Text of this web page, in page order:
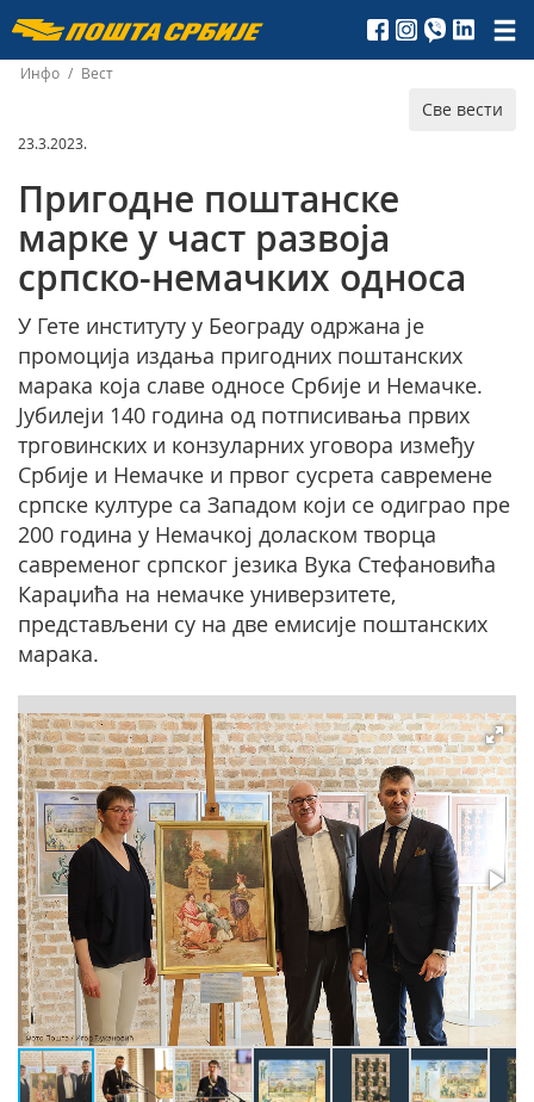
Пошта
Србије
д.о.о.
Инфо / Вест
Све вести
23.3.2023.
Пригодне поштанске
марке у част развоја
српско-немачких односа
У Гете институту у Београду одржана је
промоција издања пригодних поштанских
марака која славе односе Србије и Немачке.
Јубилеји 140 година од потписивања првих
трговинских и конзуларних уговора између
Србије и Немачке и првог сусрета савремене
српске културе са Западом који се одиграо пре
200 година у Немачкој доласком творца
савременог српског језика Вука Стефановића
Караџића на немачке универзитете,
представљени су на две емисије поштанских
марака.